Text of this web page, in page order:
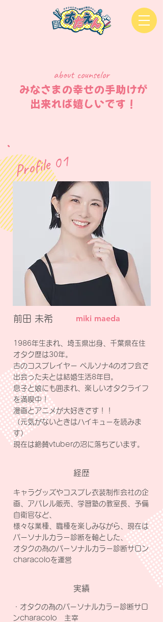
about counselor
​みなさまの幸せの手助けが
出来れば嬉しいです！
Profile 01
前田 未希 miki maeda
1986年生まれ、埼玉県出身、千葉県在住
オタク歴は30年。
古のコスプレイヤー ペルソナ4のオフ会で
出会った夫とは結婚生活8年目。
息子と娘にも囲まれ、楽しいオタクライフ
を満喫中！
漫画とアニメが大好きです！！
（元気がないときはハイキューを読みま
す）
現在は絶賛vtuberの沼に落ちています。
経歴
キャラグッズやコスプレ衣装制作会社の企
画、アパレル販売、学習塾の教室長、予備
自衛官など、
様々な業種、職種を楽しみながら、現在は
パーソナルカラー診断を軸とした、
オタクの為のパーソナルカラー診断サロン
characoloを運営
​実績
・オタクの為のパーソナルカラー診断サロ
ンcharacolo 主宰